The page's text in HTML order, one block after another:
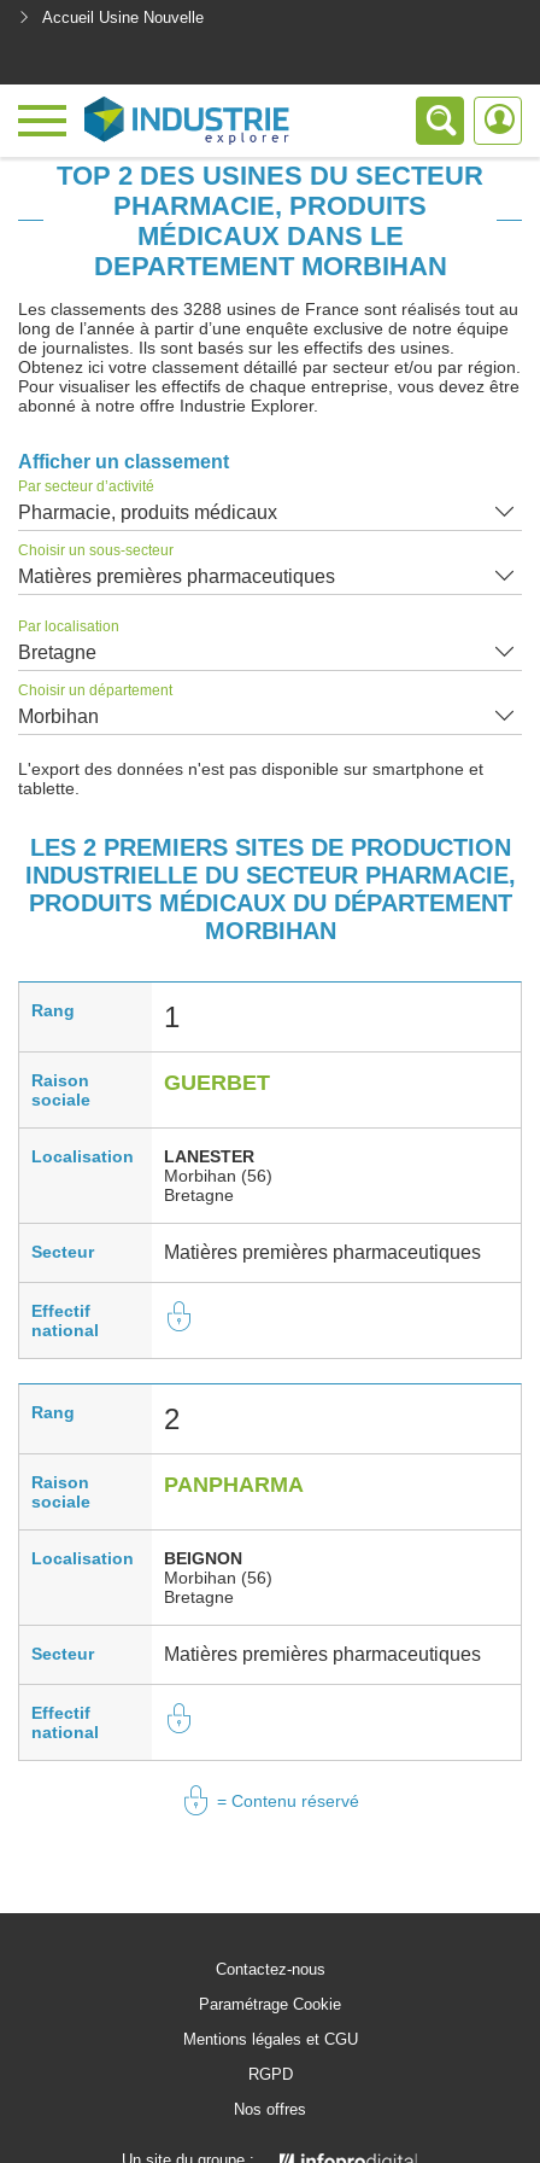
Accueil Usine Nouvelle
TOP 2 DES USINES DU SECTEUR
PHARMACIE, PRODUITS
MÉDICAUX DANS LE
DEPARTEMENT MORBIHAN
Les classements des 3288 usines de France sont réalisés tout au
long de l’année à partir d’une enquête exclusive de notre équipe
de journalistes. Ils sont basés sur les effectifs des usines.
Obtenez ici votre classement détaillé par secteur et/ou par région.
Pour visualiser les effectifs de chaque entreprise, vous devez être
abonné à notre offre Industrie Explorer.
Afficher un classement
Par secteur d’activité
Pharmacie, produits médicaux
Choisir un sous-secteur
Matières premières pharmaceutiques
Par localisation
Bretagne
Choisir un département
Morbihan
L'export des données n'est pas disponible sur smartphone et
tablette.
LES 2 PREMIERS SITES DE PRODUCTION
INDUSTRIELLE DU SECTEUR PHARMACIE,
PRODUITS MÉDICAUX DU DÉPARTEMENT
MORBIHAN
Rang 1
Raison
sociale
GUERBET
Localisation
LANESTER
Morbihan (56)
Bretagne
Secteur Matières premières pharmaceutiques
Effectif
national
Rang 2
Raison
sociale
PANPHARMA
Localisation
BEIGNON
Morbihan (56)
Bretagne
Secteur Matières premières pharmaceutiques
Effectif
national
= Contenu réservé
Contactez-nous
Paramétrage Cookie
Mentions légales et CGU
RGPD
Nos offres